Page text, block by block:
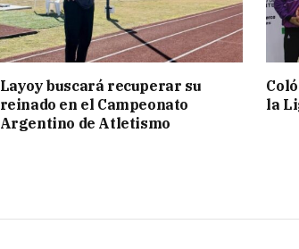
Layoy buscará recuperar su
reinado en el Campeonato
Argentino de Atletismo
la